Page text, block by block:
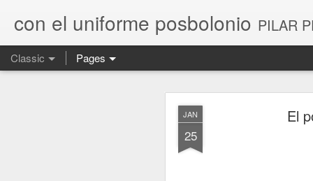
JAN
25
El
con el uniforme posbolonio PILAR
Classic Pages